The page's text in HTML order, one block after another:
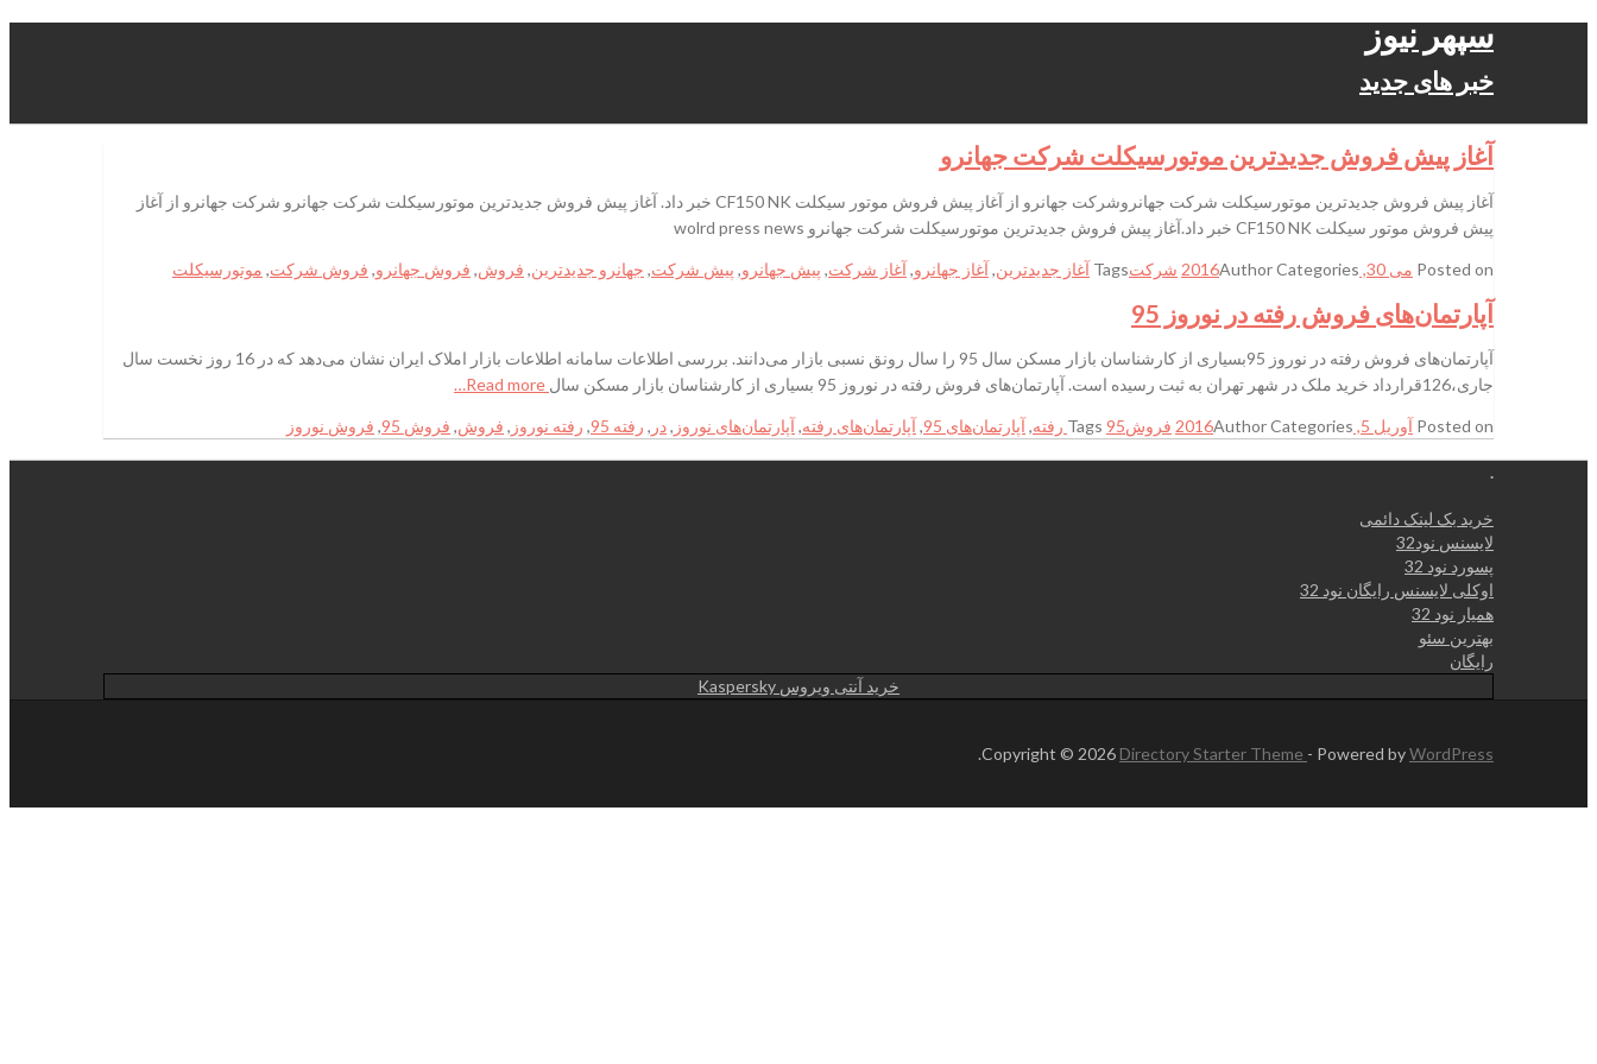
سپهر نیوز
خبر های جدید
آغاز پیش فروش جدیدترین موتورسیکلت شرکت جهانرو
آغاز پیش فروش جدیدترین موتورسیکلت شرکت جهانروشرکت جهانرو از آغاز پیش فروش موتور سیکلت CF150 NK خبر داد. آغاز پیش فروش جدیدترین موتورسیکلت شرکت جهانرو شرکت جهانرو از آغاز
پیش فروش موتور سیکلت CF150 NK خبر داد.آغاز پیش فروش جدیدترین موتورسیکلت شرکت جهانرو wolrd press news
Posted on می 30, 2016 AuthorCategories شرکتTags آغاز جدیدترین,آغاز جهانرو,آغاز شرکت, پیش جهانرو, پیش شرکت, جهانرو جدیدترین, فروش, فروش جهانرو, فروش شرکت, موتورسیکلت
آپارتمان‌های فروش رفته در نوروز 95
آپارتمان‌های فروش رفته در نوروز 95بسیاری از کارشناسان بازار مسکن سال 95 را سال رونق نسبی بازار می‌دانند. بررسی اطلاعات سامانه اطلاعات بازار املاک ایران نشان می‌دهد که در 16 روز نخست سال
جاری،126قرارداد خرید ملک در شهر تهران به ثبت رسیده است. آپارتمان‌های فروش رفته در نوروز 95 بسیاری از کارشناسان بازار مسکن سال
Posted on آوریل 5, 2016 AuthorCategories فروش Tags 95 رفته ,آپارتمان‌های 95 ,آپارتمان‌های رفته,آپارتمان‌های نوروز ,در , رفته 95 , رفته نوروز , فروش, فروش 95 , فروش نوروز
.
خرید بک لینک دائمی
لایسنس نود32
پسورد نود 32
اوکلی لایسنس رایگان نود 32
همیار نود 32
بهترین سئو
رایگان
خرید آنتی ویروس Kaspersky
Copyright © 2026 Directory Starter Theme - Powered byWordPress
.